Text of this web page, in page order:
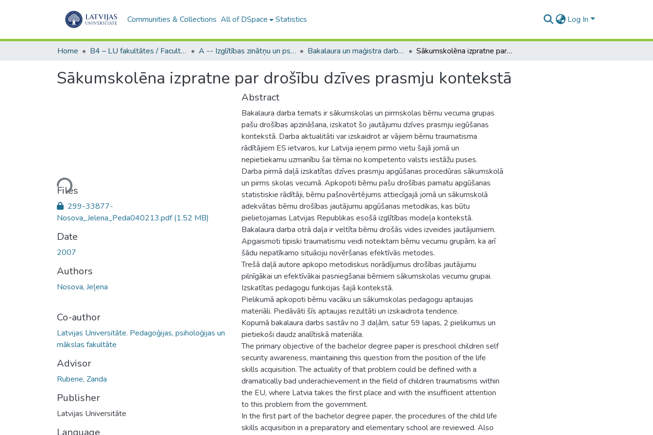
Communities & Collections All of DSpace Statistics Log In
Home B4 – LU fakultātes / Faculties of the UL A -- Izglītības zinātņu un psiholoģijas fakultāte / Faculty of Education Sciences and Psychology Bakalaura un maģistra darbi (PPMF) / Bachelor's and Master's theses Sākumskolēna izpratne par drošību dzīves prasmju kontekstā
Sākumskolēna izpratne par drošību dzīves prasmju kontekstā
Loading...
Files
299-33877-
Nosova_Jelena_Peda040213.pdf(1.52 MB)
Date
2007
Authors
Nosova, Jeļena
Co-author
Latvijas Universitāte. Pedagoģijas, psiholoģijas un
mākslas fakultāte
Advisor
Rubene, Zanda
Publisher
Latvijas Universitāte
Language
Abstract
Bakalaura darba temats ir sākumskolas un pirmskolas bērnu vecuma grupas
pašu drošības apzināšana, izskatot šo jautājumu dzīves prasmju iegūšanas
kontekstā. Darba aktualitāti var izskaidrot ar vājiem bērnu traumatisma
rādītājiem ES ietvaros, kur Latvija ieņem pirmo vietu šajā jomā un
nepietiekamu uzmanību šai tēmai no kompetento valsts iestāžu puses.
Darba pirmā daļā izskatītas dzīves prasmju apgūšanas procedūras sākumskolā
un pirms skolas vecumā. Apkopoti bērnu pašu drošības pamatu apgūšanas
statistiskie rādītāji, bērnu pašnovērtējums attiecīgajā jomā un sākumskolā
adekvātas bērnu drošības jautājumu apgūšanas metodikas, kas būtu
pielietojamas Latvijas Republikas esošā izglītības modeļa kontekstā.
Bakalaura darba otrā daļa ir veltīta bērnu drošās vides izveides jautājumiem.
Apgaismoti tipiski traumatismu veidi noteiktam bērnu vecumu grupām, ka arī
šādu nepatīkamo situāciju novēršanas efektīvās metodes.
Trešā daļā autore apkopo metodiskus norādījumus drošības jautājumu
pilnīgākai un efektīvākai pasniegšanai bērniem sākumskolas vecumu grupai.
Izskatītas pedagogu funkcijas šajā kontekstā.
Pielikumā apkopoti bērnu vacāku un sākumskolas pedagogu aptaujas
materiāli. Piedāvāti šīs aptaujas rezultāti un izskaidrota tendence.
Kopumā bakalaura darbs sastāv no 3 daļām, satur 59 lapas, 2 pielikumus un
pietiekoši daudz analītiskā materiāla.
The primary objective of the bachelor degree paper is preschool children self
security awareness, maintaining this question from the position of the life
skills acquisition. The actuality of that problem could be defined with a
dramatically bad underachievement in the field of children traumatisms within
the EU, where Latvia takes the first place and with the insufficient attention
to this problem from the government.
In the first part of the bachelor degree paper, the procedures of the child life
skills acquisition in a preparatory and elementary school are reviewed. Also